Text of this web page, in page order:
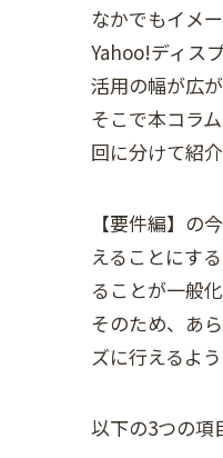
なかでもイメ
Yahoo!ディス
活用の幅が広が
そこで本コラ
回に分けて紹介
【要件編】の
えることにす
ることが一般
そのため、あ
ズに行えるよう
以下の3つの項